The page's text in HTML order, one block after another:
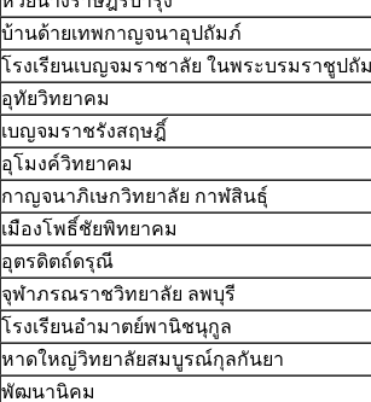
บ้านด้ายเทพกาญจนาอุปถัมภ์
โรงเรียนเบญจมราชาลัย ในพระบรมราชูปถั
อุทัยวิทยาคม
เบญจมราชรังสฤษฎิ์
อุโมงค์วิทยาคม
กาญจนาภิเษกวิทยาลัย กาฬสินธุ์
เมืองโพธิ์ชัยพิทยาคม
อุตรดิตถ์ดรุณี
จุฬาภรณราชวิทยาลัย ลพบุรี
โรงเรียนอำมาตย์พานิชนุกูล
หาดใหญ่วิทยาลัยสมบูรณ์กุลกันยา
พัฒนานิคม